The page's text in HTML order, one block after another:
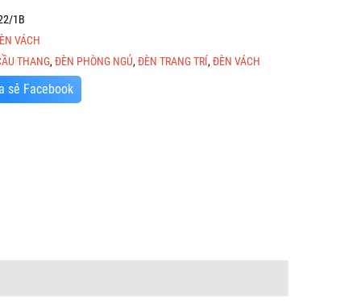
1B
VÁCH
THANG,ĐÈN PHÒNG NGỦ,ĐÈN TRANG TRÍ,ĐÈN VÁCH
sẻ Facebook